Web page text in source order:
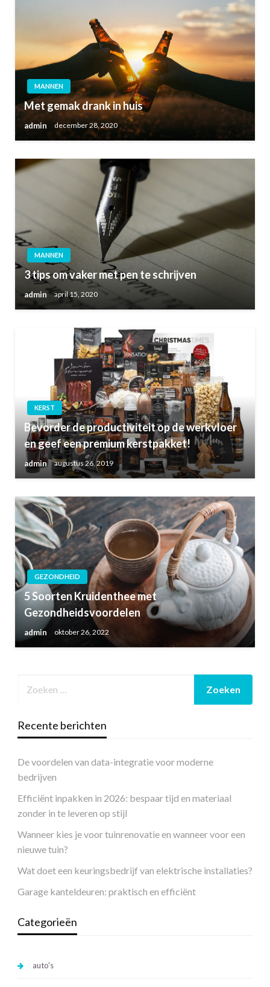
MANNEN
Met gemak drank in huis
admin december 28, 2020
MANNEN
3 tips om vaker met pen te schrijven
admin april 15, 2020
KERST
Bevorder de productiviteit op de werkvloer
en geef een premium kerstpakket!
admin augustus 26, 2019
GEZONDHEID
5 Soorten Kruidenthee met
Gezondheidsvoordelen
admin oktober 26, 2022
Recente berichten
De voordelen van data-integratie voor moderne
bedrijven
Efficiënt inpakken in 2026: bespaar tijd en materiaal
zonder in te leveren op stijl
Wanneer kies je voor tuinrenovatie en wanneer voor een
nieuwe tuin?
Wat doet een keuringsbedrijf van elektrische installaties?
Garage kanteldeuren: praktisch en efficiënt
Categorieën
auto's